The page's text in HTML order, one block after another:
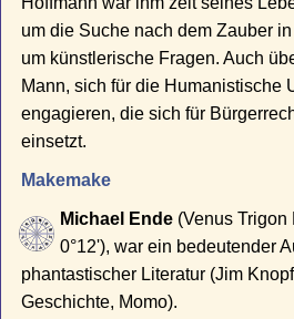
um die Suche nach dem Zauber
um künstlerische Fragen. Auch
Mann, sich für die Humanistische
engagieren, die sich für
einsetzt.
Makemake
Michael Ende (Venus Trigon
0°12'), war ein bedeutender
phantastischer Literatur (Jim
Geschichte, Momo).